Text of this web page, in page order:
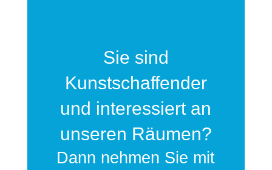
Sie sind
Kunstschaffender
und interessiert an
unseren Räumen?
Dann nehmen Sie mit